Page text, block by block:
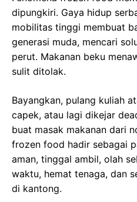
dipungkiri. Gaya hidup
mobilitas tinggi membuat
generasi muda, mencari
perut. Makanan beku
sulit ditolak.
Bayangkan, pulang kuliah
capek, atau lagi dikejar
buat masak makanan dari
frozen food hadir sebagai
aman, tinggal ambil, olah
waktu, hemat tenaga, dan
di kantong.